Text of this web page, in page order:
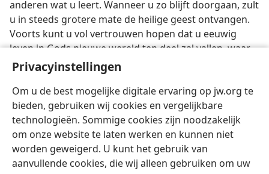
Privacyinstellingen
Om u de best mogelijke digitale ervaring op jw.org te
bieden, gebruiken wij cookies en vergelijkbare
technologieën. Sommige cookies zijn noodzakelijk
om onze website te laten werken en kunnen niet
worden geweigerd. U kunt het gebruik van
aanvullende cookies, die wij alleen gebruiken om uw
anderen wat u leert. Wanneer u zo blijft doorgaan, zult
u in steeds grotere mate de heilige geest ontvangen.
Voorts kunt u vol vertrouwen hopen dat u eeuwig
leven in Gods nieuwe wereld ten deel zal vallen, waar
de kennis van Jehovah de aarde zal bedekken zoals
wateren de bodem der zee. —
Nederlands Delen Instellingen
Copyright© 2026 Watch Tower Bible and Tract Society of Pennsylvania